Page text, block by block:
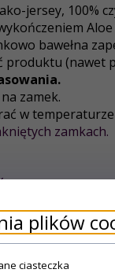
jersey, 100%
Aloe
bawełna
produktu (nawet
zamek.
w temperaturze
zamkach.
DO TEGO
plików
ciasteczka